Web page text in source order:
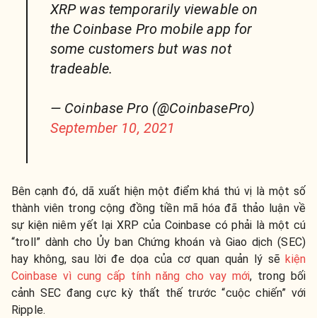
XRP was temporarily viewable on
the Coinbase Pro mobile app for
some customers but was not
tradeable.
— Coinbase Pro (@CoinbasePro)
September 10, 2021
Bên cạnh đó, dã xuất hiện một điểm khá thú vị là một số
thành viên trong cộng đồng tiền mã hóa đã thảo luận về
sự kiện niêm yết lại XRP của Coinbase có phải là một cú
“troll” dành cho Ủy ban Chứng khoán và Giao dịch (SEC)
hay không, sau lời đe dọa của cơ quan quản lý sẽ kiện
Coinbase vì cung cấp tính năng cho vay mới, trong bối
cảnh SEC đang cực kỳ thất thế trước “cuộc chiến” với
Ripple.